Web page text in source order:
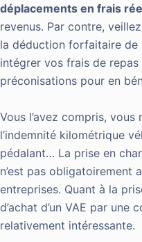
déplacements en frais
revenus. Par contre,
la déduction forfaitaire de
intégrer vos frais de
préconisations pour en
Vous l’avez compris,
l’indemnité kilométrique
pédalant… La prise en
n’est pas obligatoirement
entreprises. Quant à la
d’achat d’un VAE par une
relativement intéressante.